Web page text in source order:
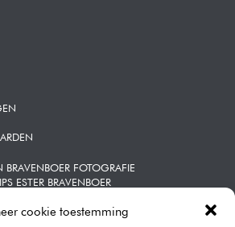
cookie toestemming
BRAVENBOER FOTOGRAFIE
ESTER BRAVENBOER